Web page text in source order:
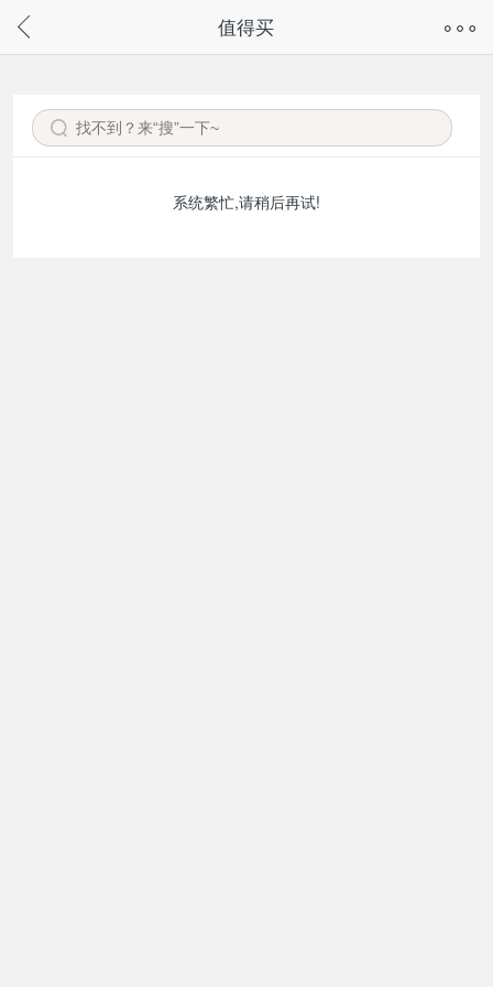
请通过微信或支付宝搜“奇兔客小程序”访问
值得买
系统繁忙,请稍后再试!